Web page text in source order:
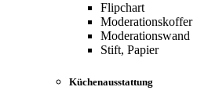
Flipchart
Moderationskoffer
Moderationswand
Stift, Papier
Küchenausstattung